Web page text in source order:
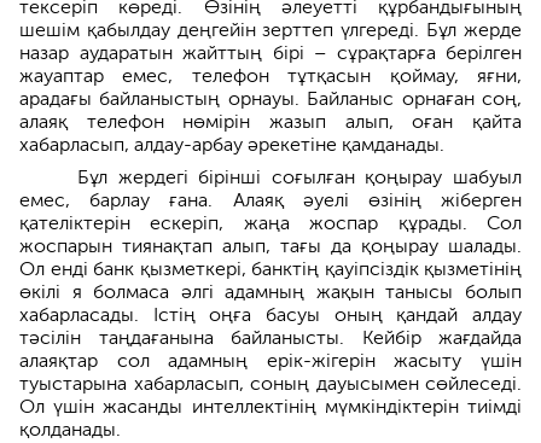
тексеріп көреді. Өзінің әлеуетті құрбандығының
шешім қабылдау деңгейін зерттеп үлгереді. Бұл жерде
назар аударатын жайттың бірі – сұрақтарға берілген
жауаптар емес, телефон тұтқасын қоймау, яғни,
арадағы байланыс­тың орнауы. Байланыс орнаған соң,
алаяқ телефон нөмірін жазып алып, оған қайта
хабарласып, алдау-арбау әрекетіне қамданады.
Бұл жердегі бірінші соғылған қоңырау шабуыл
емес, барлау ғана. Алаяқ әуелі өзінің жіберген
қателіктерін ескеріп, жаңа жоспар құрады. Сол
жоспарын тиянақтап алып, тағы да қоңырау шалады.
Ол енді банк қызметкері, банктің қауіпсіздік қызметінің
өкілі я болмаса әлгі адамның жақын танысы болып
хабарласады. Істің оңға басуы оның қандай алдау
тәсілін таңдағанына байланысты. Кейбір жағдайда
алаяқтар сол адамның ерік-жігерін жасыту үшін
туыстарына хабарласып, соның дауысымен сөйлеседі.
Ол үшін жасанды интеллектінің мүмкіндіктерін тиімді
қолданады.